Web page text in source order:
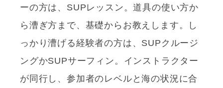
ーの方は、SUPレッスン。道具の使い方か
ら漕ぎ方まで、基礎からお教えします。し
っかり漕げる経験者の方は、SUPクルージ
ングかSUPサーフィン。インストラクター
が同行し、参加者のレベルと海の状況に合